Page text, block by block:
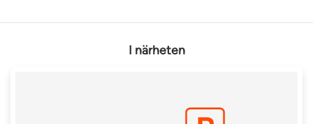
I närheten